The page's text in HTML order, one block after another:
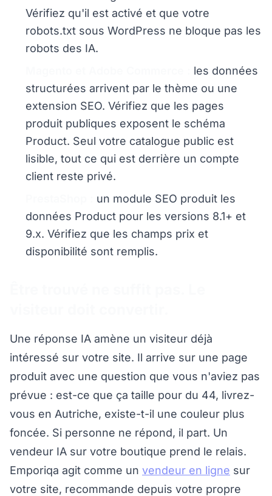
Vérifiez qu'il est activé et que votre
robots.txt sous WordPress ne bloque pas les
robots des IA.
les données
structurées arrivent par le thème ou une
extension SEO. Vérifiez que les pages
produit publiques exposent le schéma
Product. Seul votre catalogue public est
lisible, tout ce qui est derrière un compte
client reste privé.
un module SEO produit les
données Product pour les versions 8.1+ et
9.x. Vérifiez que les champs prix et
disponibilité sont remplis.
Une réponse IA amène un visiteur déjà
intéressé sur votre site. Il arrive sur une page
produit avec une question que vous n'aviez pas
prévue : est-ce que ça taille pour du 44, livrez-
vous en Autriche, existe-t-il une couleur plus
foncée. Si personne ne répond, il part. Un
vendeur IA sur votre boutique prend le relais.
Emporiqa agit comme un vendeur en ligne sur
votre site, recommande depuis votre propre